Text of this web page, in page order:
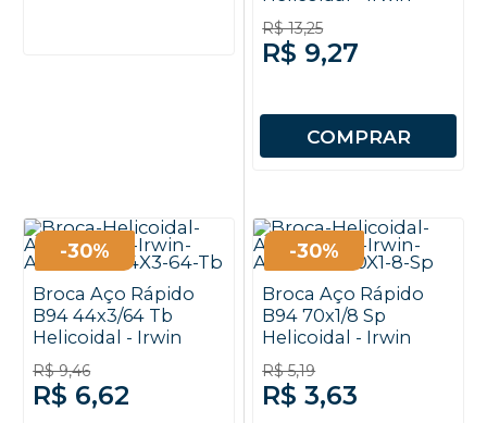
R$ 13,25
R$ 9,27
COMPRAR
Broca Aço Rápido
B94 44x3/64 Tb
Helicoidal - Irwin
R$ 9,46
R$ 6,62
-30%
Broca Aço Rápido
B94 70x1/8 Sp
Helicoidal - Irwin
R$ 5,19
R$ 3,63
-30%